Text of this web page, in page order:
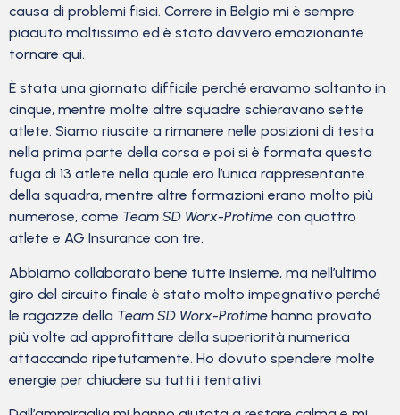
causa di problemi fisici. Correre in Belgio mi è sempre
piaciuto moltissimo ed è stato davvero emozionante
tornare qui.
È stata una giornata difficile perché eravamo soltanto in
cinque, mentre molte altre squadre schieravano sette
atlete. Siamo riuscite a rimanere nelle posizioni di testa
nella prima parte della corsa e poi si è formata questa
fuga di 13 atlete nella quale ero l’unica rappresentante
della squadra, mentre altre formazioni erano molto più
numerose, come Team SD Worx-Protime con quattro
atlete e AG Insurance con tre.
Abbiamo collaborato bene tutte insieme, ma nell’ultimo
giro del circuito finale è stato molto impegnativo perché
le ragazze della Team SD Worx-Protime hanno provato
più volte ad approfittare della superiorità numerica
attaccando ripetutamente. Ho dovuto spendere molte
energie per chiudere su tutti i tentativi.